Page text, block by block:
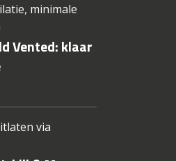
minimale
Vented: klaar
via